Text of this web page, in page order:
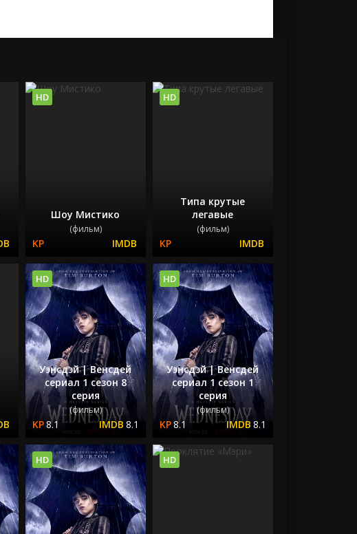
Шоу Мистико
(фильм)
HD
Типа крутые
легавые
(фильм)
HD
Уэнсдэй | Венсдей
сериал 1 сезон 8
серия
(фильм)
8.1 8.1
HD
Уэнсдэй | Венсдей
сериал 1 сезон 1
серия
(фильм)
8.1 8.1
HD
HD HD